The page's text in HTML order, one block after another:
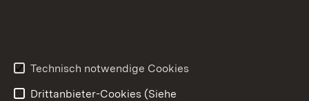
Technisch notwendige Cookies
Drittanbieter-Cookies (Siehe